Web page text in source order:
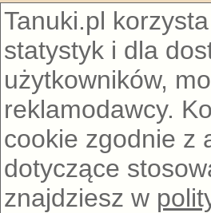
Tanuki.pl
statystyk i dla
użytkowników,
reklamodawcy.
cookie zgodnie z
dotyczące
znajdziesz w